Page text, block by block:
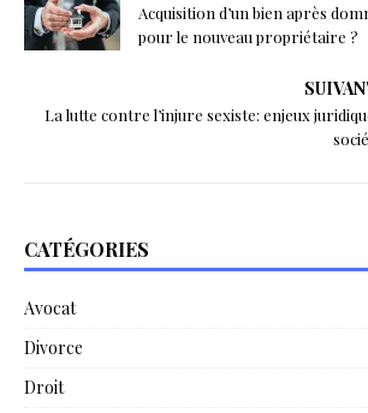
Acquisition d’un bien après
pour le nouveau propriétaire ?
La lutte contre l’injure sexiste: enjeux
CATÉGORIES
Avocat
Divorce
Droit